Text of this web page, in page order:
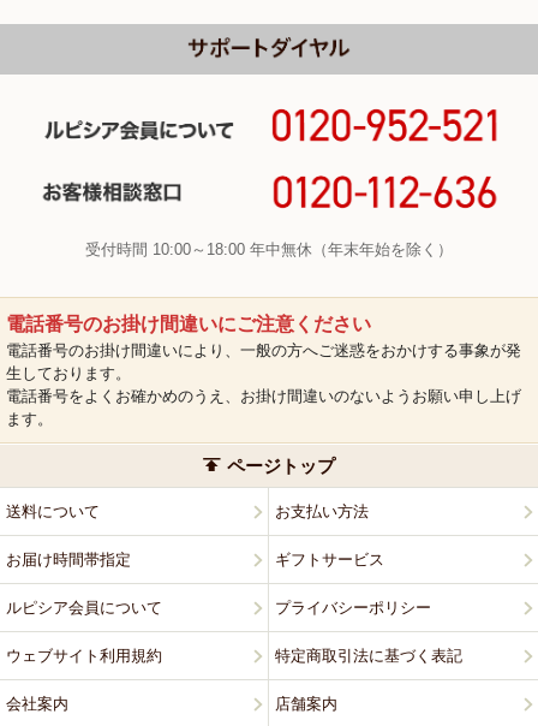
受付時間 10:00～18:00 年中無休（年末年始を除く）
電話番号のお掛け間違いにご注意ください
電話番号のお掛け間違いにより、一般の方へご迷惑をおかけする事象が発
生しております。
電話番号をよくお確かめのうえ、お掛け間違いのないようお願い申し上げ
ます。
ページトップ
送料について お支払い方法
お届け時間帯指定 ギフトサービス
ルピシア会員について プライバシーポリシー
ウェブサイト利用規約 特定商取引法に基づく表記
会社案内 店舗案内